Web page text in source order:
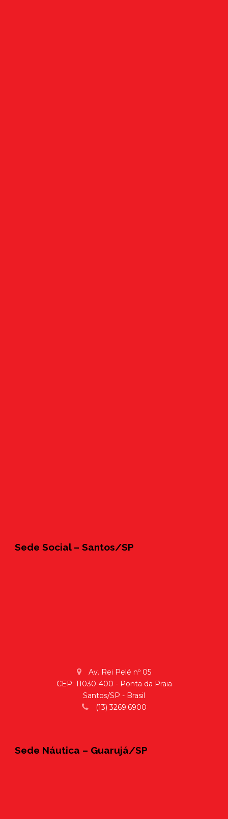
Sede Social – Santos/SP
Av. Rei Pelé nº 05
CEP: 11030-400 - Ponta da Praia
Santos/SP - Brasil
(13) 3269.6900
Sede Náutica – Guarujá/SP